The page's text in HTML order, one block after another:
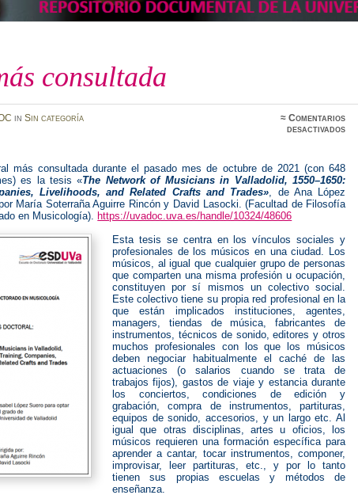
consultada
in Sin categoría ≈Comentarios
desactivadosen
más consultada durante el pasado mes de octubre de 2021 (con 648
es la tesis «The Network of Musicians in Valladolid, 1550–1650:
Livelihoods, and Related Crafts and Trades», de Ana López
María SoterrañaAguirre Rincón y David Lasocki. (Facultad de Filosofía
en Musicología). https://uvadoc.uva.es/handle/10324/48606
Esta tesis se centra en los vínculos sociales y
profesionales de los músicos en una ciudad. Los
músicos, al igual que cualquier grupo de personas
que comparten una misma profesión u ocupación,
constituyen por sí mismos un colectivo social.
Este colectivo tiene su propia red profesional en la
que están implicados instituciones, agentes,
managers, tiendas de música, fabricantes de
instrumentos, técnicos de sonido, editores y otros
muchos profesionales con los que los músicos
deben negociar habitualmente el caché de las
actuaciones (o salarios cuando se trata de
trabajos fijos), gastos de viaje y estancia durante
los conciertos, condiciones de edición y
grabación, compra de instrumentos, partituras,
equipos de sonido, accesorios, y un largo etc. Al
igual que otras disciplinas, artes u oficios, los
músicos requieren una formación específica para
aprender a cantar, tocar instrumentos, componer,
improvisar, leer partituras, etc., y por lo tanto
tienen sus propias escuelas y métodos de
enseñanza.